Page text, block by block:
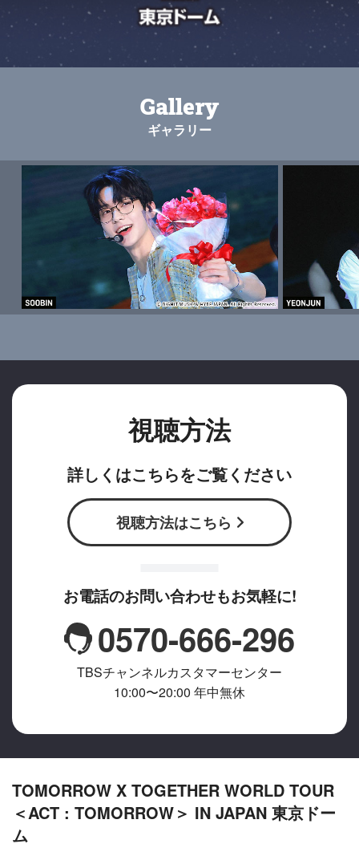
Gallery
ギャラリー
視聴方法
詳しくはこちらをご覧ください
視聴方法はこちら
お電話のお問い合わせもお気軽に!
0570-666-296
TBSチャンネルカスタマーセンター
10:00〜20:00 年中無休
TOMORROW X TOGETHER WORLD TOUR
＜ACT : TOMORROW＞ IN JAPAN 東京ドー
ム